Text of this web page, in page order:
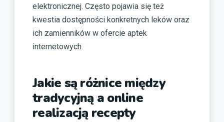
elektronicznej. Często pojawia się też
kwestia dostępności konkretnych leków oraz
ich zamienników w ofercie aptek
internetowych.
Jakie są różnice między
tradycyjną a online
realizacją recepty